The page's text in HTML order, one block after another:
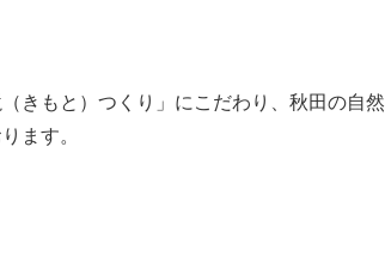
きもと）つくり」にこだわり、秋田の自然
ます。